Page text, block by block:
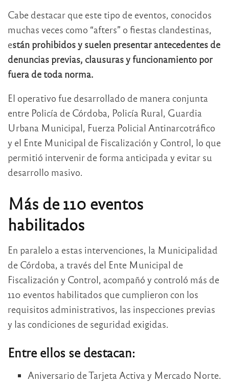
Cabe destacar que este tipo de eventos, conocidos
muchas veces como “afters” o fiestas clandestinas,
están prohibidos y suelen presentar antecedentes de
denuncias previas, clausuras y funcionamiento por
fuera de toda norma.
El operativo fue desarrollado de manera conjunta
entre Policía de Córdoba, Policía Rural, Guardia
Urbana Municipal, Fuerza Policial Antinarcotráfico
y el Ente Municipal de Fiscalización y Control, lo que
permitió intervenir de forma anticipada y evitar su
desarrollo masivo.
Más de 110 eventos
habilitados
En paralelo a estas intervenciones, la Municipalidad
de Córdoba, a través del Ente Municipal de
Fiscalización y Control, acompañó y controló más de
110 eventos habilitados que cumplieron con los
requisitos administrativos, las inspecciones previas
y las condiciones de seguridad exigidas.
Entre ellos se destacan:
Aniversario de Tarjeta Activa y Mercado Norte.